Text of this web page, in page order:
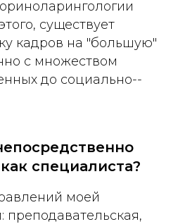
существует
кадров на "большую"
с множеством
до социально-­
специалиста?
моей
преподавательская,